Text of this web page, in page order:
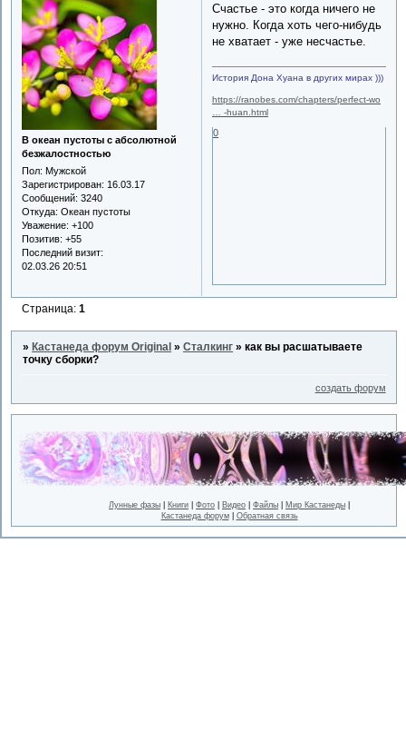
В океан пустоты с абсолютной
безжалостностью
Пол: Мужской
Зарегистрирован: 16.03.17
Сообщений: 3240
Откуда: Океан пустоты
Уважение: +100
Позитив: +55
Последний визит:
02.03.26 20:51
Счастье - это когда ничего не
нужно. Когда хоть чего-нибудь
не хватает - уже несчастье.
История Дона Хуана в других мирах )))
https://ranobes.com/chapters/perfect-wo
… -huan.html
0
Страница:1
»Кастанеда форум Original »Сталкинг »как вы расшатываете
точку сборки?
создать форум
Лунные фазы Книги Фото Видео Файлы Мир Кастанеды
Кастанеда форум| Обратная связь